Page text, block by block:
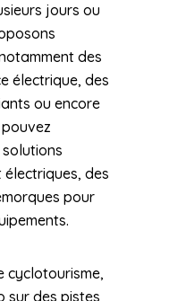
jours ou
des
électrique, des
ou encore
des
pour
cyclotourisme,
sur des pistes